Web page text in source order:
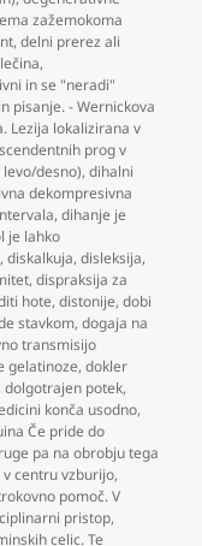
zažemokoma
,delni prerez ali
,
in se "neradi"
pisanje. - Wernickova
Lezija lokalizirana v
prog v
desno),dihalni
dekompresivna
,dihanje je
je lahko
,diskalkuja,disleksija,
,dispraksija za
hote,distonije,dobi
stavkom,dogaja na
transmisijo
gelatinoze,dokler
,dolgotrajen potek,
konča usodno,
Če pride do
pa na obrobju tega
centru vzburijo,
pomoč. V
pristop,
celic. Te